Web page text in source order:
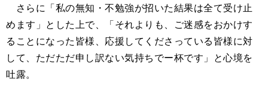
さらに「私の無知・不勉強が招いた結果は全て受け止
めます」とした上で、「それよりも、ご迷感をおかけす
ることになった皆様、応援してくださっている皆様に対
して、ただただ申し訳ない気持ちでー杯です」と心境を
吐露。